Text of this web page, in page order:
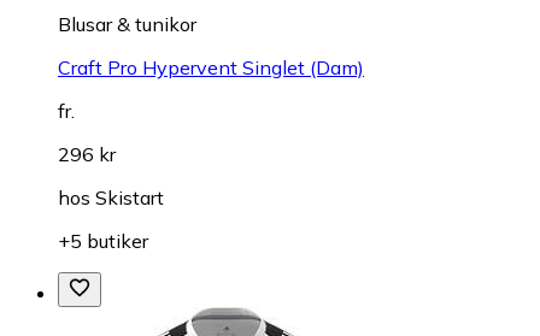
Blusar & tunikor
Craft Pro Hypervent Singlet (Dam)
fr.
296 kr
hos Skistart
+5 butiker